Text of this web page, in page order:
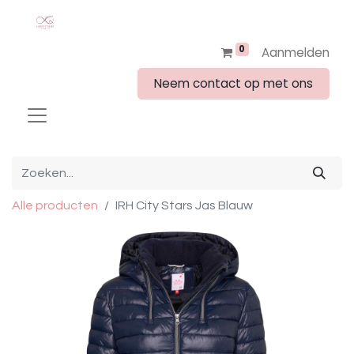
0
Aanmelden
Neem contact op met ons
Alle producten IRH City Stars Jas Blauw